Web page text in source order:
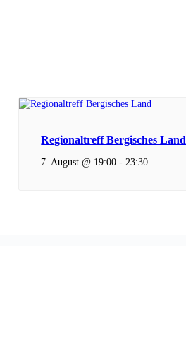
Regionaltreff Bergisches Land
7. August @ 19:00 - 23:30